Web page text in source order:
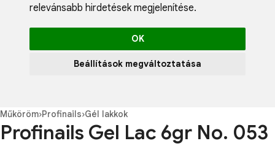
relevánsabb hirdetések megjelenítése.
OK
Beállítások megváltoztatása
Blog
Műköröm›Profinails›Gél lakkok
Profinails Gel Lac 6gr No. 053